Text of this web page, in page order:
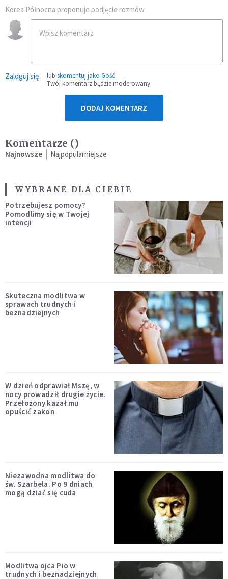
Korea Północna proponuje podjęcie rozmów
Zaloguj się lub skomentuj jako Gość
Twój komentarz będzie moderowany
DODAJ KOMENTARZ
Komentarze ()
Najnowsze Najpopularniejsze
WYBRANE DLA CIEBIE
Potrzebujesz pomocy?
Pomodlimy się w Twojej
intencji
Skuteczna modlitwa w
sprawach trudnych i
beznadziejnych
W dzień odprawiał Mszę, w
nocy prowadził drugie życie.
Przełożony kazał mu
opuścić zakon
Niezawodna modlitwa do
św. Szarbela. Po 9 dniach
mogą dziać się cuda
Modlitwa ojca Pio w
trudnych i beznadziejnych